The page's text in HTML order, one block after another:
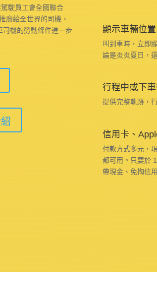
駛員工會全國聯合
廣給全世界的司機，
機的勞動條件進一步
顯示車輛位
叫到車時，立即
論是炎炎夏日，
行程中或下
提供完整軌跡，
信用卡、
付款方式多元，
都可用。只要於
帶現金、免掏信